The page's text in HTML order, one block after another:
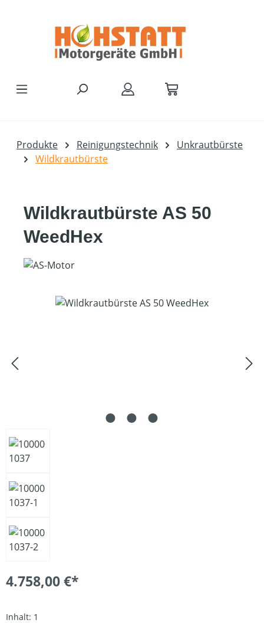
Produkte Reinigungstechnik
Unkrautbürste
Wildkrautbürste
Wildkrautbürste AS 50
WeedHex
Bildergalerie überspringen
4.758,00 €*
Inhalt: 1